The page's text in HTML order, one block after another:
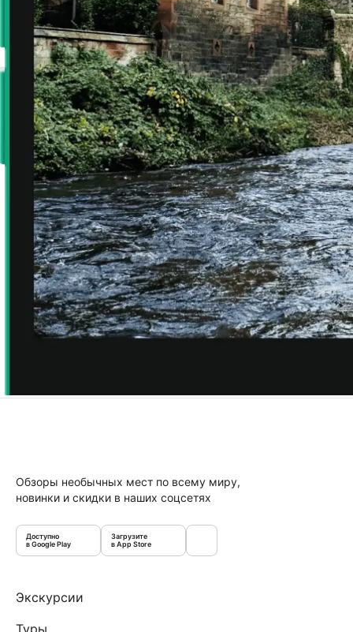
Обзоры необычных мест по всему миру,
новинки и скидки в наших соцсетях
Доступно
в Google Play
Загрузите
в App Store
Экскурсии
Туры